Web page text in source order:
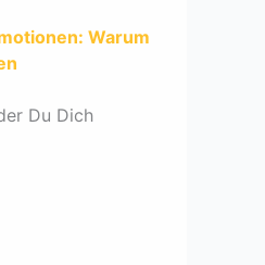
Warum
Du Dich